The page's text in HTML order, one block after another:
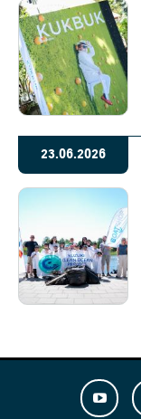
23.06.2026